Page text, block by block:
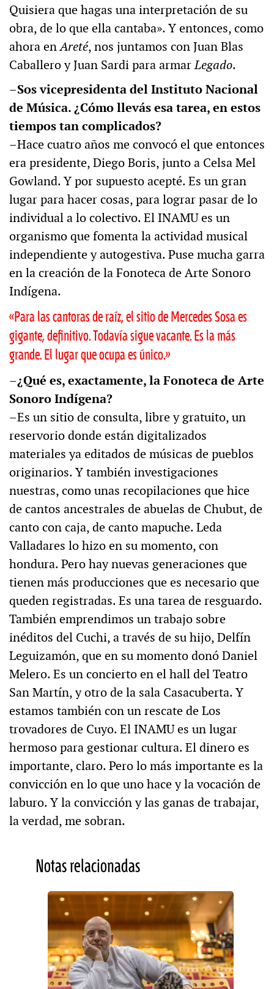
Quisiera que hagas una interpretación de su
obra, de lo que ella cantaba». Y entonces, como
ahora enAreté, nos juntamos con Juan Blas
Caballero y Juan Sardi para armarLegado.
–Sos vicepresidenta del Instituto Nacional
de Música. ¿Cómo llevás esa tarea, en estos
tiempos tan complicados?
–Hace cuatro años me convocó el que entonces
era presidente, Diego Boris, junto a Celsa Mel
Gowland. Y por supuesto acepté. Es un gran
lugar para hacer cosas, para lograr pasar de lo
individual a lo colectivo. El INAMU es un
organismo que fomenta la actividad musical
independiente y autogestiva. Puse mucha garra
en la creación de la Fonoteca de Arte Sonoro
Indígena.
«Para las cantoras de raíz, el sitio de Mercedes Sosa es
gigante, definitivo. Todavía sigue vacante. Es la más
grande. El lugar que ocupa es único.»
–¿Qué es, exactamente, la Fonoteca de Arte
Sonoro Indígena?
–Es un sitio de consulta, libre y gratuito, un
reservorio donde están digitalizados
materiales ya editados de músicas de pueblos
originarios. Y también investigaciones
nuestras, como unas recopilaciones que hice
de cantos ancestrales de abuelas de Chubut, de
canto con caja, de canto mapuche. Leda
Valladares lo hizo en su momento, con
hondura. Pero hay nuevas generaciones que
tienen más producciones que es necesario que
queden registradas. Es una tarea de resguardo.
También emprendimos un trabajo sobre
inéditos del Cuchi, a través de su hijo, Delfín
Leguizamón, que en su momento donó Daniel
Melero. Es un concierto en el hall del Teatro
San Martín, y otro de la sala Casacuberta. Y
estamos también con un rescate de Los
trovadores de Cuyo. El INAMU es un lugar
hermoso para gestionar cultura. El dinero es
importante, claro. Pero lo más importante es la
convicción en lo que uno hace y la vocación de
laburo. Y la convicción y las ganas de trabajar,
la verdad, me sobran.
Notas relacionadas